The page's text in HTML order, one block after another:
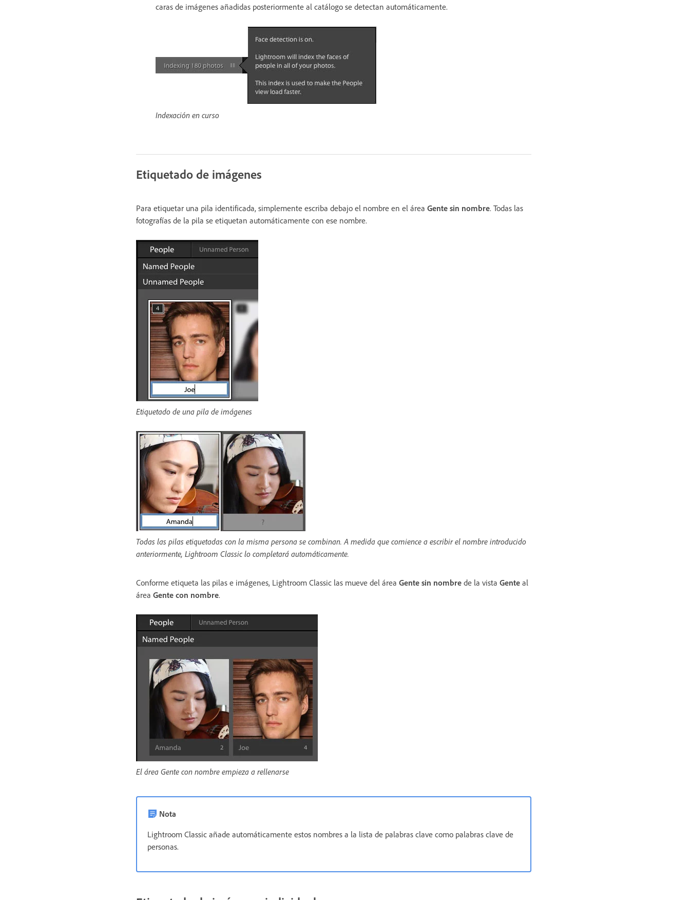
caras de imágenes añadidas posteriormente al catálogo se detectan automáticamente.
Indexación en curso
Etiquetado de imágenes
Para etiquetar una pila identificada, simplemente escriba debajo el nombre en el área Gente sin nombre. Todas las
fotografías de la pila se etiquetan automáticamente con ese nombre.
Etiquetado de una pila de imágenes
Todas las pilas etiquetadas con la misma persona se combinan. A medida que comience a escribir el nombre introducido
anteriormente, Lightroom Classic lo completará automáticamente.
Conforme etiqueta las pilas e imágenes, Lightroom Classic las mueve del área Gente sin nombre de la vista Gente al
área Gente con nombre.
El área Gente con nombre empieza a rellenarse
Nota
Lightroom Classic añade automáticamente estos nombres a la lista de palabras clave como palabras clave de
personas.